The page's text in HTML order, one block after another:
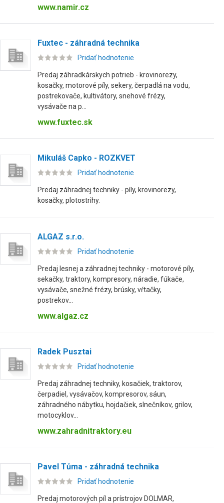
www.namir.cz
Fuxtec - záhradná technika
Pridať hodnotenie
Predaj záhradkárskych potrieb - krovinorezy,
kosačky, motorové píly, sekery, čerpadlá na vodu,
postrekovače, kultivátory, snehové frézy,
vysávače na p...
www.fuxtec.sk
Mikuláš Capko - ROZKVET
Pridať hodnotenie
Predaj záhradnej techniky - píly, krovinorezy,
kosačky, plotostrihy.
ALGAZ s.r.o.
Pridať hodnotenie
Predaj lesnej a záhradnej techniky - motorové píly,
sekačky, traktory, kompresory, náradie, fúkače,
vysávače, snežné frézy, brúsky, vŕtačky,
postrekov...
www.algaz.cz
Radek Pusztai
Pridať hodnotenie
Predaj záhradnej techniky, kosačiek, traktorov,
čerpadiel, vysávačov, kompresorov, sáun,
záhradného nábytku, hojdačiek, slnečníkov, grilov,
motocyklov...
www.zahradnitraktory.eu
Pavel Tůma - záhradná technika
Pridať hodnotenie
Predaj motorových píl a prístrojov DOLMAR,